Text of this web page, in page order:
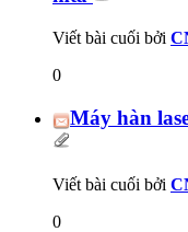
Viết bài cuối bởi
0
Máy hàn
Viết bài cuối bởi
0